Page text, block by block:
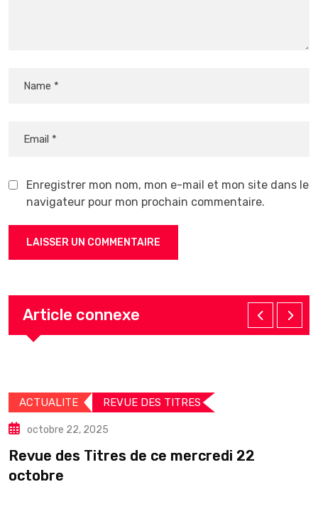
Enregistrer mon nom, mon e-mail et mon site dans le
navigateur pour mon prochain commentaire.
Article connexe
ACTUALITE REVUE DES TITRES
octobre 22, 2025
Revue des Titres de ce mercredi 22
octobre